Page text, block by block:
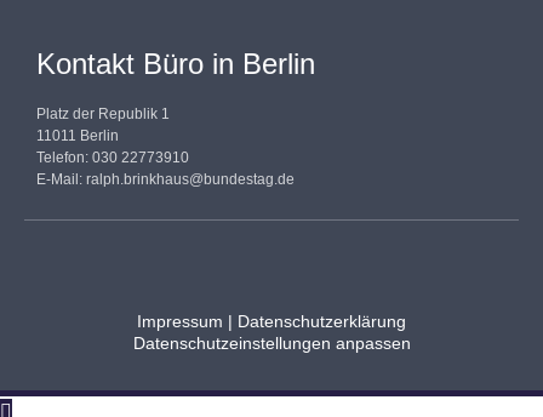
Kontakt Büro in Berlin
Platz der Republik 1
11011 Berlin
Telefon: 030 22773910
E-Mail: ralph.brinkhaus@bundestag.de
Impressum | Datenschutzerklärung
Datenschutzeinstellungen anpassen